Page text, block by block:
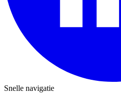
Snelle navigatie